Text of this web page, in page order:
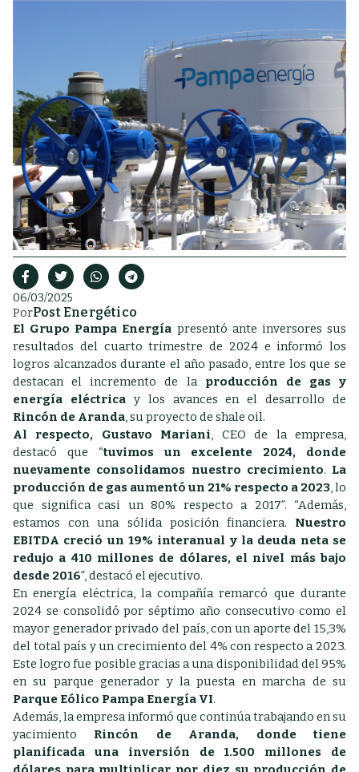
06/03/2025
PorPost Energético
El Grupo Pampa Energía presentó ante inversores sus
resultados del cuarto trimestre de 2024e informó los
logros alcanzados durante el año pasado, entre los que se
destacan el incremento de laproducción de gas y
energía eléctricay los avances en el desarrollo de
Rincón de Aranda, su proyecto de shale oil.
Al respecto, Gustavo Mariani, CEO de la empresa,
destacó que “tuvimos un excelente 2024, donde
nuevamente consolidamos nuestro crecimiento. La
producción de gas aumentó un 21% respecto a 2023, lo
que significa casi un 80% respecto a 2017”. “Además,
estamos con una sólida posición financiera. Nuestro
EBITDA creció un 19% interanual y la deuda neta se
redujo a 410 millones de dólares, el nivel más bajo
desde 2016”, destacó el ejecutivo.
En energía eléctrica, la compañía remarcó que durante
2024 se consolidó por séptimo año consecutivo como el
mayor generador privado del país, con un aporte del 15,3%
del total país y un crecimiento del 4% con respecto a 2023.
Este logro fue posible gracias a una disponibilidad del 95%
en su parque generador y la puesta en marcha de su
Parque Eólico Pampa Energía VI.
Además, la empresa informó que continúa trabajando en su
yacimiento Rincón de Aranda, donde tiene
planificada una inversión de 1.500 millones de